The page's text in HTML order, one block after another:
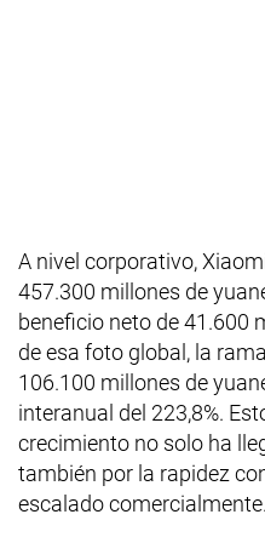
A nivel corporativo,
457.300 millones de
beneficio neto de 41.600
de esa foto global, la
106.100 millones de
interanual del 223,8%.
crecimiento no solo ha
también por la rapidez
escalado comercialmente.